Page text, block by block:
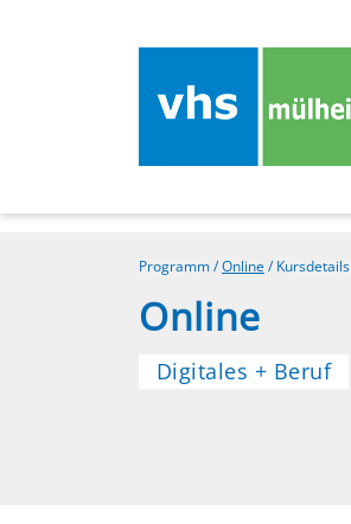
Programm/Online /Kursdetails
Online
Digitales + Beruf